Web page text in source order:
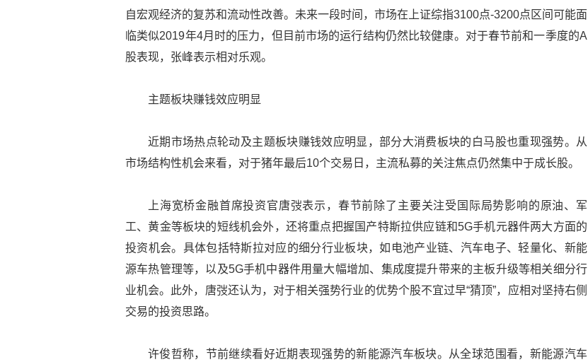
自宏观经济的复苏和流动性改善。未来一段时间，市场在上证综指3100点-3200点区间可能面
临类似2019年4月时的压力，但目前市场的运行结构仍然比较健康。对于春节前和一季度的A
股表现，张峰表示相对乐观。
主题板块赚钱效应明显
近期市场热点轮动及主题板块赚钱效应明显，部分大消费板块的白马股也重现强势。从
市场结构性机会来看，对于猪年最后10个交易日，主流私募的关注焦点仍然集中于成长股。
上海宽桥金融首席投资官唐弢表示，春节前除了主要关注受国际局势影响的原油、军
工、黄金等板块的短线机会外，还将重点把握国产特斯拉供应链和5G手机元器件两大方面的
投资机会。具体包括特斯拉对应的细分行业板块，如电池产业链、汽车电子、轻量化、新能
源车热管理等，以及5G手机中器件用量大幅增加、集成度提升带来的主板升级等相关细分行
业机会。此外，唐弢还认为，对于相关强势行业的优势个股不宜过早“猜顶”，应相对坚持右侧
交易的投资思路。
许俊哲称，节前继续看好近期表现强势的新能源汽车板块。从全球范围看，新能源汽车